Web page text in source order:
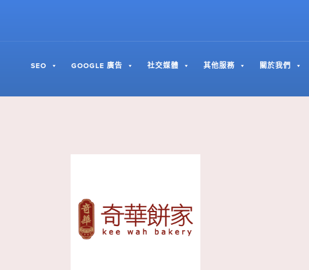
SEO GOOGLE 廣告 社交媒體 其他服務 關於我們